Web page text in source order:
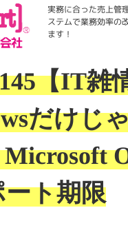
実務に合った売上管
ステムで業務効率の
ます！
【IT雑
だけじ
ト期限